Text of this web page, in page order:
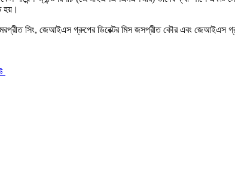
হয়।
সিং, জেআইএস গ্রুপের ডিরেক্টর মিস জসপ্রীত কৌর এবং জেআইএস